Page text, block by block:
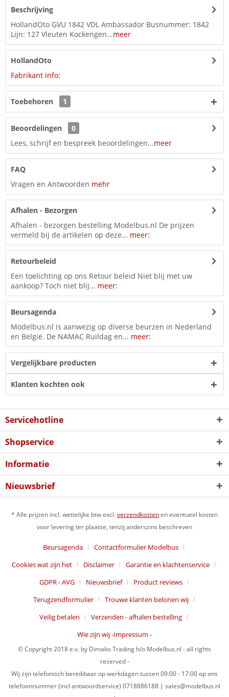
Beschrijving
HollandOto GVU 1842 VDL Ambassador Busnummer: 1842
Lijn: 127 Vleuten Kockengen...meer
HollandOto
Fabrikant info:
Toebehoren 1
Beoordelingen
0
Lees, schrijf en bespreek beoordelingen...meer
FAQ
Vragen en Antwoorden mehr
Afhalen - Bezorgen
Afhalen - bezorgen bestelling Modelbus.nl De prijzen
vermeld bij de artikelen op deze... meer:
Retourbeleid
Een toelichting op ons Retour beleid Niet blij met uw
aankoop? Toch niet blij... meer:
Beursagenda
Modelbus.nl is aanwezig op diverse beurzen in Nederland
en België. De NAMAC Ruildag en... meer:
Vergelijkbare producten
Klanten kochten ook
Servicehotline
Shopservice
Informatie
Nieuwsbrief
* Alle prijzen incl. wettelijke btw excl.verzendkostenen eventueel kosten
voor levering ter plaatse, tenzij anderszins beschreven
Beursagenda
Contactformulier Modelbus
Cookies wat zijn het
Disclaimer
Garantie en klachtenservice
GDPR - AVG
Nieuwsbrief
Product reviews
Terugzendformulier
Trouwe klanten belonen wij
Veilig betalen
Verzenden - afhalen bestelling
Wie zijn wij -Impressum -
© Copyright 2018 e.v. by Dimako Trading h/o Modelbus.nl - all rights
reserved -
Wij zijn telefonisch bereikbaar op werkdagen tussen 09:00 - 17:00 op ons
telefoonnummer (incl antwoordservice) 0718886188 | sales@modelbus.nl